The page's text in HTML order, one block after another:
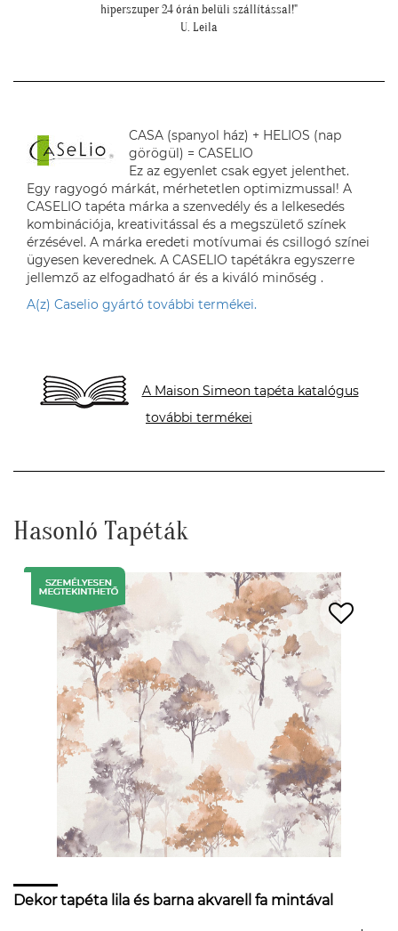
beszél!:)"
H. Anita
CASA (spanyol ház) + HELIOS (nap
görögül) = CASELIO
Ez az egyenlet csak egyet jelenthet.
Egy ragyogó márkát, mérhetetlen optimizmussal! A
CASELIO tapéta márka a szenvedély és a lelkesedés
kombinációja, kreativitással és a megszülető színek
érzésével. A márka eredeti motívumai és csillogó színei
ügyesen keverednek. A CASELIO tapétákra egyszerre
jellemző az elfogadható ár és a kiváló minőség .
A(z) Caselio gyártó további termékei.
A Maison Simeon tapéta katalógus
további termékei
Hasonló Tapéták
Dekor tapéta lila és barna akvarell fa mintával